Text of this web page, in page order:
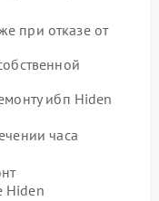
при отказе от
ибп Hiden
часа
Hiden